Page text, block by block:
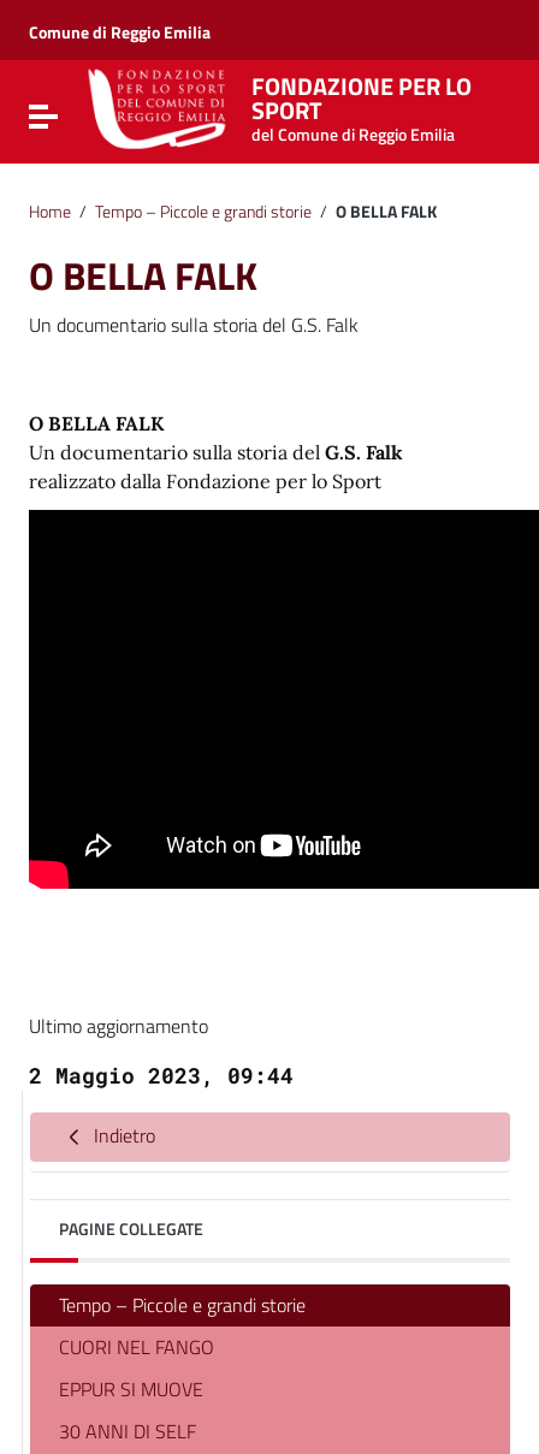
Vai al menu di navigazione
Vai al footer
Comune di Reggio Emilia
Attiva / disattiva la navigazione
FONDAZIONE PER LO
SPORT
del Comune di Reggio Emilia
Home / Tempo – Piccole e grandi storie / O BELLA FALK
O BELLA FALK
Un documentario sulla storia del G.S. Falk
O BELLA FALK
Un documentario sulla storia del G.S. Falk
realizzato dalla Fondazione per lo Sport
Ultimo aggiornamento
2 Maggio 2023, 09:44
Indietro
PAGINE COLLEGATE
Tempo – Piccole e grandi storie
CUORI NEL FANGO
EPPUR SI MUOVE
30 ANNI DI SELF